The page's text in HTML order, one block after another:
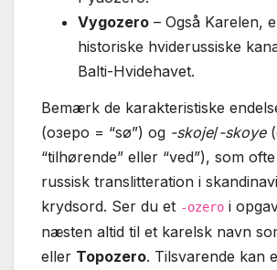
Vygozero – Også Karelen,
historiske hviderussiske
Balti-Hvidehavet.
Bemærk de karakteristiske
(озеро = “sø”) og -skoje/-skoye
“tilhørende” eller “ved”), som
russisk translitteration i
krydsord. Ser du et -ozero i
næsten altid til et karelsk navn
eller Topozero. Tilsvarende kan